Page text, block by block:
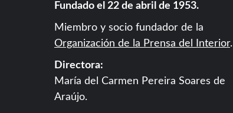
Fundado el 22 de abril de 1953.
Miembro y socio fundador de la
Organización de la Prensa del Interior.
Directora:
María del Carmen Pereira Soares de
Araújo.